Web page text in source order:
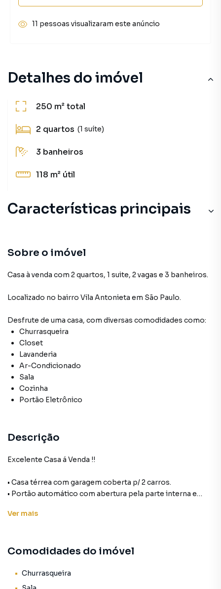
Detalhes do imóvel
250 m²total
2 quartos (1 suíte)
3 banheiros
118 m² útil
Características principais
Closet
Portão Eletrônico
Sala de Jantar
Ar-Condicionado
Sobre o imóvel
Casa à venda com 2 quartos, 1 suite, 2 vagas e 3 banheiros.
Localizado no bairro Vila Antonieta em São Paulo.
Desfrute de uma casa, com diversas comodidades como:
Churrasqueira
Closet
Lavanderia
Ar-Condicionado
Sala
Cozinha
Portão Eletrônico
Descrição
Excelente Casa á Venda !!
• ⁠Casa térrea com garagem coberta p/ 2 carros.
• ⁠Portão automático com abertura pela parte interna e
quanto portão social)
• ⁠1 cozinha planejada
• ⁠Total de 3 banheiros sendo:
1 banheiro social que atende 1 quarto + visitas.
Ver mais
Comodidades do imóvel
Churrasqueira
11 pessoas visualizaram este anúncio